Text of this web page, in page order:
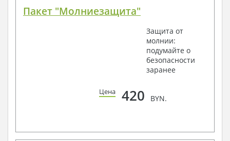
Пакет "Молниезащита"
Защита от
молнии:
подумайте о
безопасности
заранее
Цена 420 BYN.